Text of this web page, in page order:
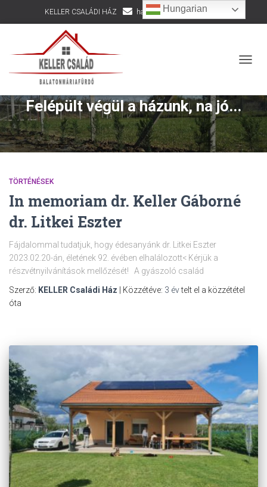
KELLER CSALÁDI HÁZ hazepites@kellercsalad.hu
Felépült végül a házunk, na jó...
TÖRTÉNÉSEK
In memoriam dr. Keller Gáborné
dr. Litkei Eszter
Fájdalommal tudatjuk, hogy édesanyánk dr. Litkei Eszter
2023.02.20-án, életének 92. évében elhalálozott< Kérjük a
részvétnyilvánítások mellőzését! A gyászoló család
Szerző: KELLER Családi Ház | Közzétéve: 3 évtelt el a közzététel
óta
Hungarian